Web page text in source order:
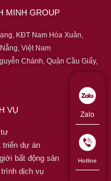
MINH GROUP
KĐT Nam Hòa Xuân,
Việt Nam
Chánh, Quận Cầu Giấy,
VỤ
triển dự án
bất động sản
dịch vụ
Zalo
Hotline